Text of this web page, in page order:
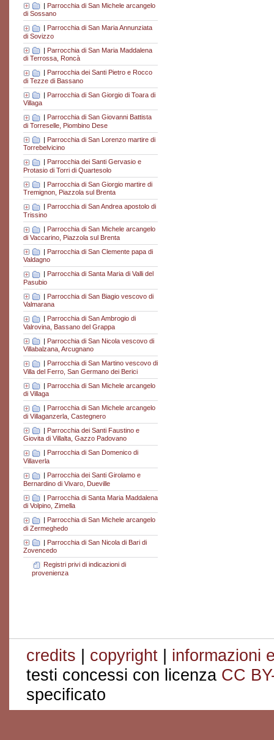
| Parrocchia di San Michele arcangelo
di Sossano
| Parrocchia di San Maria Annunziata
di Sovizzo
| Parrocchia di San Maria Maddalena
di Terrossa, Roncà
| Parrocchia dei Santi Pietro e Rocco
di Tezze di Bassano
| Parrocchia di San Giorgio di Toara di
Villaga
Parrocchia di San Giovanni Battista
di Torreselle, Piombino Dese
| Parrocchia di San Lorenzo martire di
Torrebelvicino
Parrocchia dei Santi Gervasio e
Protasio di Torri di Quartesolo
| Parrocchia di San Giorgio martire di
Tremignon, Piazzola sul Brenta
Parrocchia di San Andrea apostolo di
Trissino
| Parrocchia di San Michele arcangelo
di Vaccarino, Piazzola sul Brenta
| Parrocchia di San Clemente papa di
Valdagno
| Parrocchia di Santa Maria di Valli del
Pasubio
| Parrocchia di San Biagio vescovo di
Valmarana
| Parrocchia di San Ambrogio di
Valrovina, Bassano del Grappa
| Parrocchia di San Nicola vescovo di
Villabalzana, Arcugnano
Parrocchia di San Martino vescovo di
Villa del Ferro, San Germano dei Berici
| Parrocchia di San Michele arcangelo
di Villaga
Parrocchia di San Michele arcangelo
di Villaganzerla, Castegnero
| Parrocchia dei Santi Faustino e
Giovita di Villalta, Gazzo Padovano
Parrocchia di San Domenico di
Villaverla
| Parrocchia dei Santi Girolamo e
Bernardino di Vivaro, Dueville
| Parrocchia di Santa Maria Maddalena
di Volpino, Zimella
| Parrocchia di San Michele arcangelo
di Zermeghedo
| Parrocchia di San Nicola di Bari di
Zovencedo
Registri privi di indicazioni di
provenienza
credits | copyright | informazioni
testi concessi con licenza CC
specificato